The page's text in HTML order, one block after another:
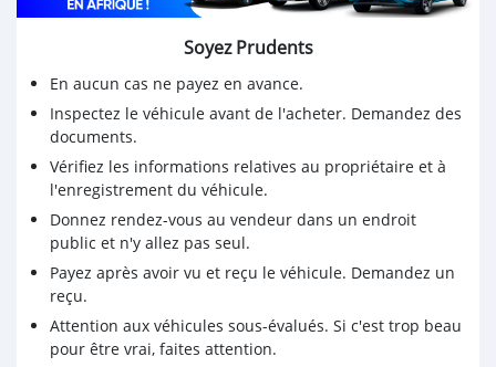
Soyez Prudents
En aucun cas ne payez en avance.
Inspectez le véhicule avant de l'acheter. Demandez des
documents.
Vérifiez les informations relatives au propriétaire et à
l'enregistrement du véhicule.
Donnez rendez-vous au vendeur dans un endroit
public et n'y allez pas seul.
Payez après avoir vu et reçu le véhicule. Demandez un
reçu.
Attention aux véhicules sous-évalués. Si c'est trop beau
pour être vrai, faites attention.